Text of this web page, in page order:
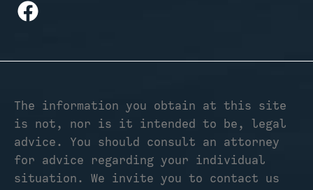
The information you obtain at this site
is not, nor is it intended to be, legal
advice. You should consult an attorney
for advice regarding your individual
situation. We invite you to contact us